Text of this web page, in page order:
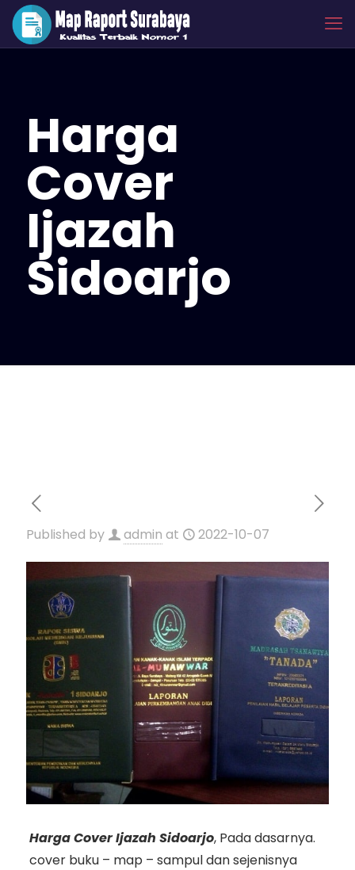
Harga
Cover
Ijazah
Sidoarjo
Published by admin at 2022-10-07
Harga Cover Ijazah Sidoarjo, Pada dasarnya.
cover buku – map – sampul dan sejenisnya